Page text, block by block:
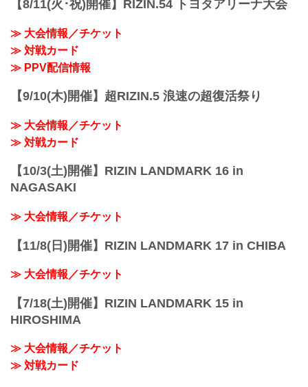
【8/11(火･祝)開催】RIZIN.54 トヨタアリーナ大会
≫ 大会情報／チケット
≫ 対戦カード
≫ PPV配信情報
【9/10(木)開催】超RIZIN.5 浪速の超復活祭り
≫ 大会情報／チケット
≫ 対戦カード
【10/3(土)開催】RIZIN LANDMARK 16 in
NAGASAKI
≫ 大会情報／チケット
【11/8(日)開催】RIZIN LANDMARK 17 in CHIBA
≫ 大会情報／チケット
【7/18(土)開催】RIZIN LANDMARK 15 in
HIROSHIMA
≫ 大会情報／チケット
≫ 対戦カード